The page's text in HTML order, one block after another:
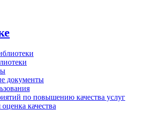
документы
по повышению качества услуг
качества